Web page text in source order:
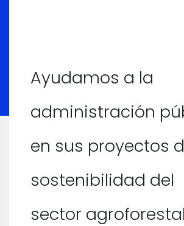
Ayudamos a la
administración
en sus proyectos
sostenibilidad del
sector